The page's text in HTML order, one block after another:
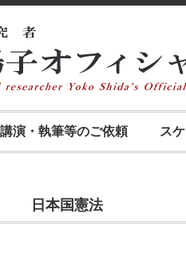
講演・執筆等のご依頼 ス
日本国憲法